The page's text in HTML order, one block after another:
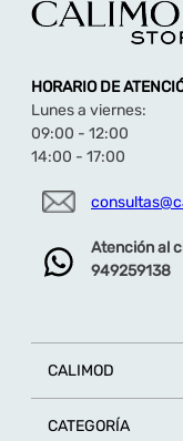
HORARIO DE
Lunes a viernes:
09:00 - 12:00
14:00 - 17:00
Atención al
949259138
CALIMOD
CATEGORÍA